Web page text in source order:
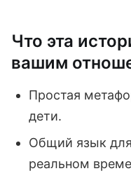
Что эта
вашим
Простая
дети.
Общий язык
реальном